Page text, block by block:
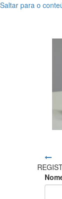
Saltar para o